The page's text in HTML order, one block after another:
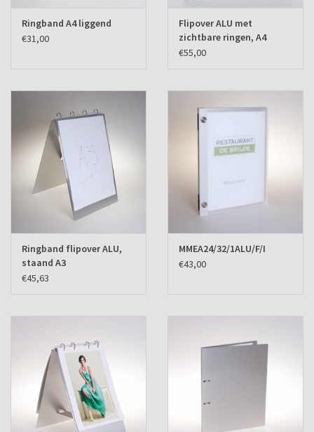
Ringband A4 liggend
€31,00
Flipover ALU met
zichtbare ringen, A4
liggend
€55,00
Ringband flipover ALU,
staand A3
€45,63
MMEA24/32/1ALU/F/I
€43,00